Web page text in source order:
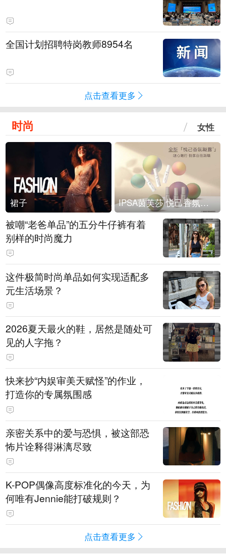
全国计划招聘特岗教师8954名
点击查看更多
时尚 女性
裙子 IPSA茵芙莎 悦己香氛凝露上市
被嘲“老爸单品”的五分牛仔裤有着
别样的时尚魔力
这件极简时尚单品如何实现适配多
元生活场景？
2026夏天最火的鞋，居然是随处可
见的人字拖？
快来抄“内娱审美天赋怪”的作业，
打造你的专属氛围感
亲密关系中的爱与恐惧，被这部恐
怖片诠释得淋漓尽致
K-POP偶像高度标准化的今天，为
何唯有Jennie能打破规则？
点击查看更多